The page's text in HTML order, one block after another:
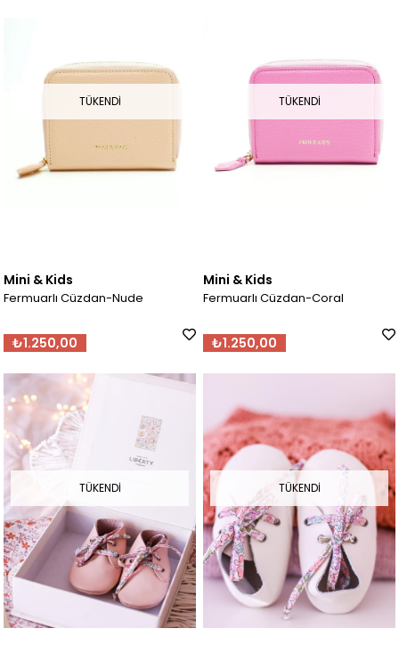
TÜKENDI
Mini & Kids
Fermuarlı Cüzdan-Nude
₺1.250,00
TÜKENDI
Mini & Kids
Fermuarlı Cüzdan-Coral
₺1.250,00
TÜKENDI TÜKENDI